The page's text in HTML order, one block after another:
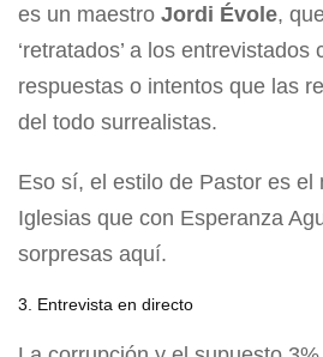
es un maestro Jordi Évole,
‘retratados’ a los entrevistados
respuestas o intentos que las
del todo surrealistas.
Eso sí, el estilo de Pastor es el
Iglesias que con Esperanza
sorpresas aquí.
3. Entrevista en directo